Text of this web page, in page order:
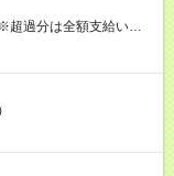
過分は全額支給いたし
残業時間 12時間／月 -
≪経験者の方は以下と
固定残業代（30時間/6
給いたします 能力やス
は前給考慮も可能で